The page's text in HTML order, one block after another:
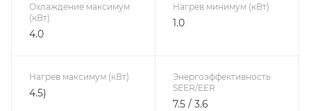
Охлаждение максимум
(кВт)
4.0
Нагрев минимум (кВт)
1.0
Нагрев максимум (кВт)
4.5)
Энергоэффективность
SEER/EER
7.5 / 3.6